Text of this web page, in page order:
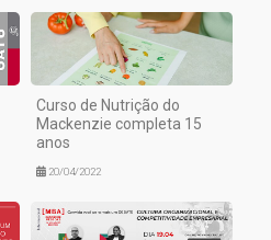
Curso de Nutrição do
Mackenzie completa 15
anos
20/04/2022